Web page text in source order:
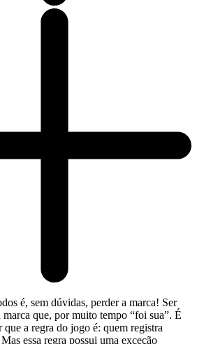
é, sem dúvidas, perder a marca! Ser
que, por muito tempo “foi sua”. É
a regra do jogo é: quem registra
essa regra possui uma exceção